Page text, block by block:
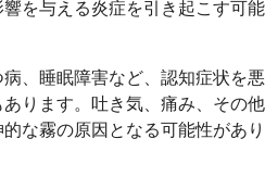
を与える炎症を引き起こす可能
、睡眠障害など、認知症状を悪
ります。吐き気、痛み、その他
な霧の原因となる可能性があり